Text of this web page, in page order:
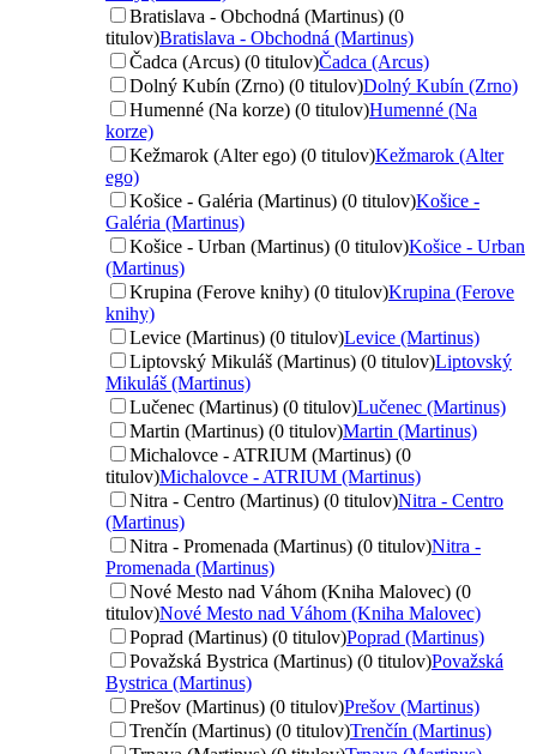
Bratislava - Obchodná (Martinus) (0
titulov)Bratislava - Obchodná (Martinus)
Čadca (Arcus) (0 titulov)Čadca (Arcus)
Dolný Kubín (Zrno) (0 titulov)Dolný Kubín (Zrno)
Humenné (Na korze) (0 titulov)Humenné (Na
korze)
Kežmarok (Alter ego) (0 titulov)Kežmarok (Alter
ego)
Košice - Galéria (Martinus) (0 titulov)Košice -
Galéria (Martinus)
Košice - Urban (Martinus) (0 titulov)Košice - Urban
(Martinus)
Krupina (Ferove knihy) (0 titulov)Krupina (Ferove
knihy)
Levice (Martinus) (0 titulov)Levice (Martinus)
Liptovský Mikuláš (Martinus) (0 titulov)Liptovský
Mikuláš (Martinus)
Lučenec (Martinus) (0 titulov)Lučenec (Martinus)
Martin (Martinus) (0 titulov)Martin (Martinus)
Michalovce - ATRIUM (Martinus) (0
titulov)Michalovce - ATRIUM (Martinus)
Nitra - Centro (Martinus) (0 titulov)Nitra - Centro
(Martinus)
Nitra - Promenada (Martinus) (0 titulov)Nitra -
Promenada (Martinus)
Nové Mesto nad Váhom (Kniha Malovec) (0
titulov)Nové Mesto nad Váhom (Kniha Malovec)
Poprad (Martinus) (0 titulov)Poprad (Martinus)
Považská Bystrica (Martinus) (0 titulov)Považská
Bystrica (Martinus)
Prešov (Martinus) (0 titulov)Prešov (Martinus)
Trenčín (Martinus) (0 titulov)Trenčín (Martinus)